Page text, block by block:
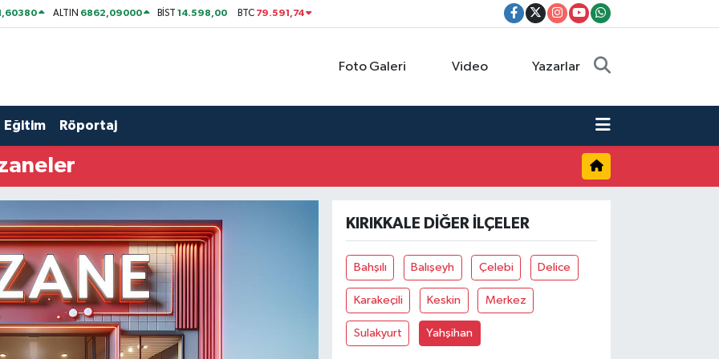
ALTIN 6862,09000 BİST14.598,00 BTC 79.591,74
Foto Galeri Video Yazarlar
Eğitim Röportaj
KIRIKKALE DIĞER İLÇELER
Bahşılı Balışeyh Çelebi Delice
Karakeçili Keskin Merkez
Sulakyurt Yahşihan